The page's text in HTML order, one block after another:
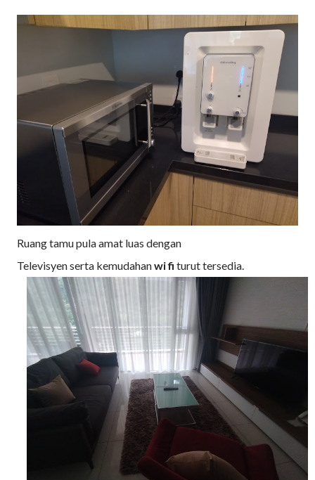
Ruang tamu pula amat luas dengan
Televisyen serta kemudahanwifi turut tersedia.